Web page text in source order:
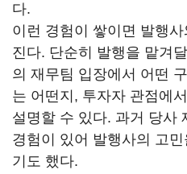
다.
이런 경험이 쌓이면 발행
진다. 단순히 발행을 맡겨
의 재무팀 입장에서 어떤
는 어떤지, 투자자 관점에
설명할 수 있다. 과거 당사
경험이 있어 발행사의 고
기도 했다.